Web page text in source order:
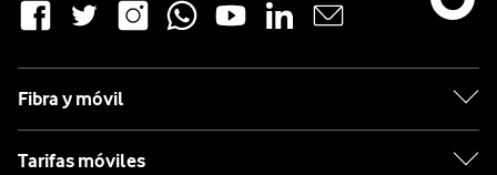
Quart De Poblet
Torrent
Xátiva
Fibra y móvil
Tarifas móviles